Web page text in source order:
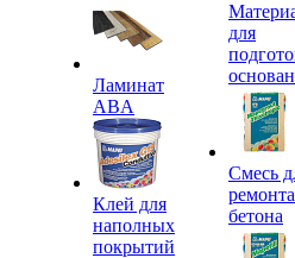
Ламинат
ABA
Клей для
наполных
покрытий
для
Смесь
ремонта
бетона